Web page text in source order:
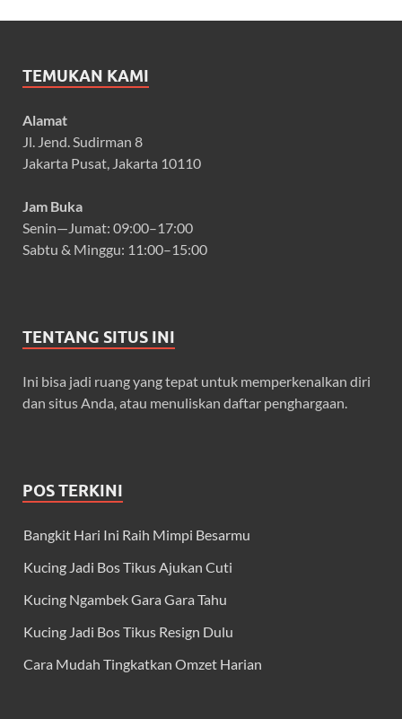
TEMUKAN KAMI
Alamat
Jl. Jend. Sudirman 8
Jakarta Pusat, Jakarta 10110
Jam Buka
Senin—Jumat: 09:00–17:00
Sabtu & Minggu: 11:00–15:00
TENTANG SITUS INI
Ini bisa jadi ruang yang tepat untuk memperkenalkan diri
dan situs Anda, atau menuliskan daftar penghargaan.
POS TERKINI
Bangkit Hari Ini Raih Mimpi Besarmu
Kucing Jadi Bos Tikus Ajukan Cuti
Kucing Ngambek Gara Gara Tahu
Kucing Jadi Bos Tikus Resign Dulu
Cara Mudah Tingkatkan Omzet Harian